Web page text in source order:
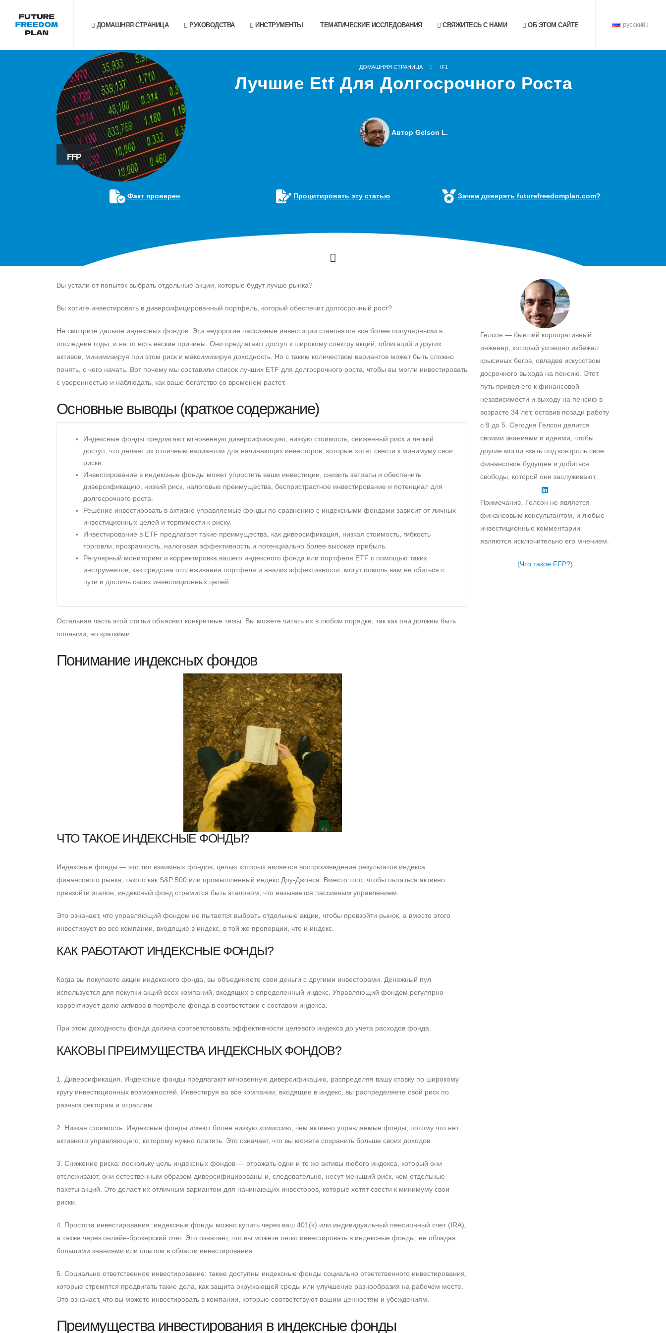
ДОМАШНЯЯ СТРАНИЦА РУКОВОДСТВА ИНСТРУМЕНТЫ ТЕМАТИЧЕСКИЕ ИССЛЕДОВАНИЯ СВЯЖИТЕСЬ С НАМИ ОБ ЭТОМ САЙТЕ русский
FFP
ДОМАШНЯЯ СТРАНИЦА IF1
Лучшие Etf Для Долгосрочного Роста
Автор Gelson L.
Факт проверен Процитировать эту статью Зачем доверять futurefreedomplan.com?
Вы устали от попыток выбрать отдельные акции, которые будут лучше рынка?
Вы хотите инвестировать в диверсифицированный портфель, который обеспечит долгосрочный рост?
Не смотрите дальше индексных фондов. Эти недорогие пассивные инвестиции становятся все более популярными в
последние годы, и на то есть веские причины. Они предлагают доступ к широкому спектру акций, облигаций и других
активов, минимизируя при этом риск и максимизируя доходность. Но с таким количеством вариантов может быть сложно
понять, с чего начать. Вот почему мы составили список лучших ETF для долгосрочного роста, чтобы вы могли инвестировать
с уверенностью и наблюдать, как ваше богатство со временем растет.
Основные выводы (краткое содержание)
Индексные фонды предлагают мгновенную диверсификацию, низкую стоимость, сниженный риск и легкий
доступ, что делает их отличным вариантом для начинающих инвесторов, которые хотят свести к минимуму свои
риски.
Инвестирование в индексные фонды может упростить ваши инвестиции, снизить затраты и обеспечить
диверсификацию, низкий риск, налоговые преимущества, беспристрастное инвестирование и потенциал для
долгосрочного роста.
Решение инвестировать в активно управляемые фонды по сравнению с индексными фондами зависит от личных
инвестиционных целей и терпимости к риску.
Инвестирование в ETF предлагает такие преимущества, как диверсификация, низкая стоимость, гибкость
торговли, прозрачность, налоговая эффективность и потенциально более высокая прибыль.
Регулярный мониторинг и корректировка вашего индексного фонда или портфеля ETF с помощью таких
инструментов, как средства отслеживания портфеля и анализ эффективности, могут помочь вам не сбиться с
пути и достичь своих инвестиционных целей.
Остальная часть этой статьи объяснит конкретные темы. Вы можете читать их в любом порядке, так как они должны быть
полными, но краткими.
Понимание индексных фондов
ЧТО ТАКОЕ ИНДЕКСНЫЕ ФОНДЫ?
Индексные фонды — это тип взаимных фондов, целью которых является воспроизведение результатов индекса
финансового рынка, такого как S&P 500 или промышленный индекс Доу-Джонса. Вместо того, чтобы пытаться активно
превзойти эталон, индексный фонд стремится быть эталоном, что называется пассивным управлением.
Это означает, что управляющий фондом не пытается выбрать отдельные акции, чтобы превзойти рынок, а вместо этого
инвестирует во все компании, входящие в индекс, в той же пропорции, что и индекс.
КАК РАБОТАЮТ ИНДЕКСНЫЕ ФОНДЫ?
Когда вы покупаете акции индексного фонда, вы объединяете свои деньги с другими инвесторами. Денежный пул
используется для покупки акций всех компаний, входящих в определенный индекс. Управляющий фондом регулярно
корректирует долю активов в портфеле фонда в соответствии с составом индекса.
При этом доходность фонда должна соответствовать эффективности целевого индекса до учета расходов фонда.
КАКОВЫ ПРЕИМУЩЕСТВА ИНДЕКСНЫХ ФОНДОВ?
1. Диверсификация. Индексные фонды предлагают мгновенную диверсификацию, распределяя вашу ставку по широкому
кругу инвестиционных возможностей. Инвестируя во все компании, входящие в индекс, вы распределяете свой риск по
разным секторам и отраслям.
2. Низкая стоимость. Индексные фонды имеют более низкую комиссию, чем активно управляемые фонды, потому что нет
активного управляющего, которому нужно платить. Это означает, что вы можете сохранить больше своих доходов.
3. Cнижение риска: поскольку цель индексных фондов — отражать одни и те же активы любого индекса, который они
отслеживают, они естественным образом диверсифицированы и, следовательно, несут меньший риск, чем отдельные
пакеты акций. Это делает их отличным вариантом для начинающих инвесторов, которые хотят свести к минимуму свои
риски.
4. Простота инвестирования: индексные фонды можно купить через ваш 401(k) или индивидуальный пенсионный счет (IRA),
а также через онлайн-брокерский счет. Это означает, что вы можете легко инвестировать в индексные фонды, не обладая
большими знаниями или опытом в области инвестирования.
5. Cоциально ответственное инвестирование: также доступны индексные фонды социально ответственного инвестирования,
которые стремятся продвигать такие дела, как защита окружающей среды или улучшение разнообразия на рабочем месте.
Это означает, что вы можете инвестировать в компании, которые соответствуют вашим ценностям и убеждениям.
Преимущества инвестирования в индексные фонды
Гелсон — бывший корпоративный
инженер, который успешно избежал
крысиных бегов, овладев искусством
досрочного выхода на пенсию. Этот
путь привел его к финансовой
независимости и выходу на пенсию в
возрасте 34 лет, оставив позади работу
с 9 до 5. Сегодня Гелсон делится
своими знаниями и идеями, чтобы
другие могли взять под контроль свое
финансовое будущее и добиться
свободы, которой они заслуживают.
Примечание. Гелсон не является
финансовым консультантом, и любые
инвестиционные комментарии
являются исключительно его мнением.
(Что такое FFP?)